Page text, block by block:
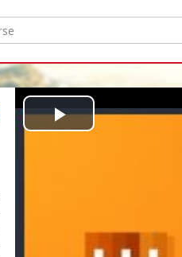
Play